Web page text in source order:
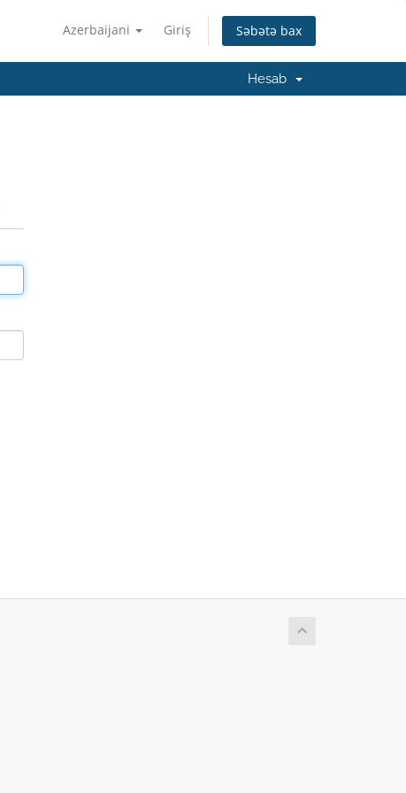
Azerbaijani Giriş Səbətə bax
Hesab